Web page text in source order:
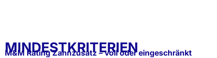
MINDESTKRITERIEN
M&M Rating Zahnzusatz – voll oder eingeschränkt